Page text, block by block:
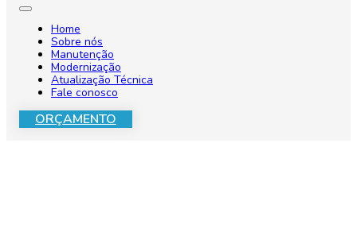
Home
Sobre nós
Manutenção
Modernização
Atualização Técnica
Fale conosco
ORÇAMENTO